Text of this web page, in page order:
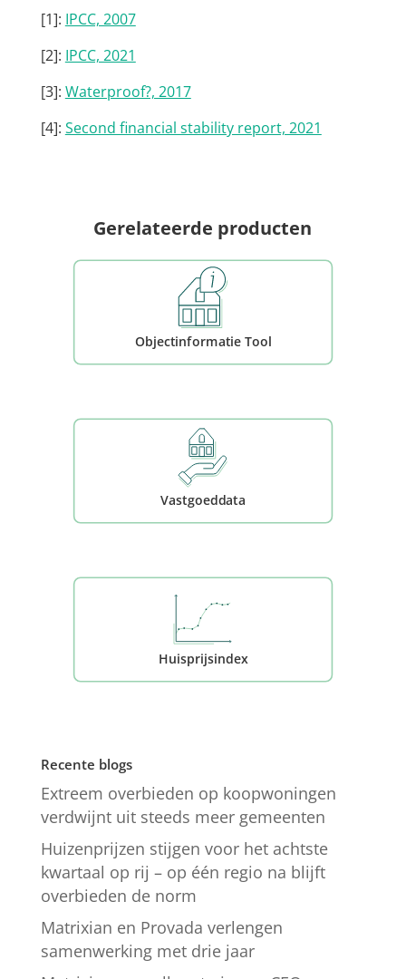
[1]: IPCC, 2007
[2]: IPCC, 2021
[3]: Waterproof?, 2017
[4]: Second financial stability report, 2021
Gerelateerde producten
Objectinformatie Tool
Vastgoeddata
Huisprijsindex
Recente blogs
Extreem overbieden op koopwoningen
verdwijnt uit steeds meer gemeenten
Huizenprijzen stijgen voor het achtste
kwartaal op rij – op één regio na blijft
overbieden de norm
Matrixian en Provada verlengen
samenwerking met drie jaar